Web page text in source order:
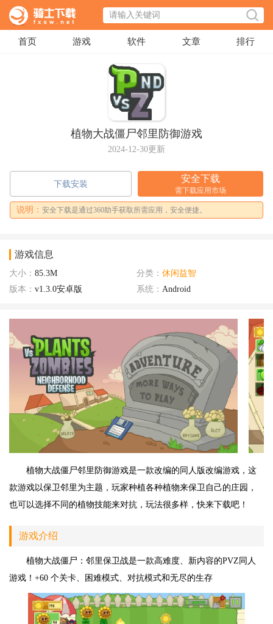
首页 游戏 软件 文章 排行
植物大战僵尸邻里防御游戏
2024-12-30更新
下载安装
安全下载
需下载应用市场
说明： 安全下载是通过360助手获取所需应用，安全便捷。
游戏信息
大小： 85.3M 分类： 休闲益智
版本： v1.3.0安卓版 系统： Android
植物大战僵尸邻里防御游戏是一款改编的同人版改编游戏，这
款游戏以保卫邻里为主题，玩家种植各种植物来保卫自己的庄园，
也可以选择不同的植物技能来对抗，玩法很多样，快来下载吧！
游戏介绍
植物大战僵尸：邻里保卫战是一款高难度、新内容的PVZ同人
游戏！+60 个关卡、困难模式、对抗模式和无尽的生存